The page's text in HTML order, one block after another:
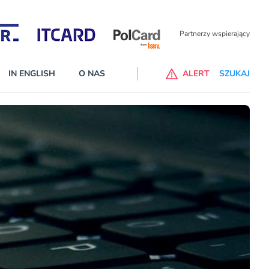
Partnerzy wspierający
– Standard i Plus – z usługi będzie można korzsytać za
IN ENGLISH O NAS ALERT SZUKAJ